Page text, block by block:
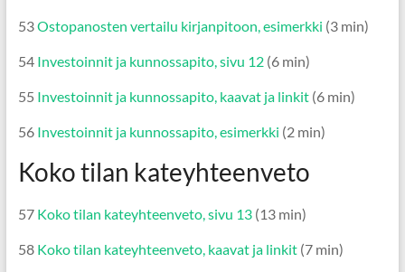
53Ostopanosten vertailu kirjanpitoon, esimerkki (3 min)
54 Investoinnit ja kunnossapito, sivu 12(6 min)
55 Investoinnit ja kunnossapito, kaavat ja linkit(6 min)
56 Investoinnit ja kunnossapito, esimerkki (2 min)
Koko tilan kateyhteenveto
57 Koko tilan kateyhteenveto, sivu 13(13 min)
58 Koko tilan kateyhteenveto, kaavat ja linkit(7 min)